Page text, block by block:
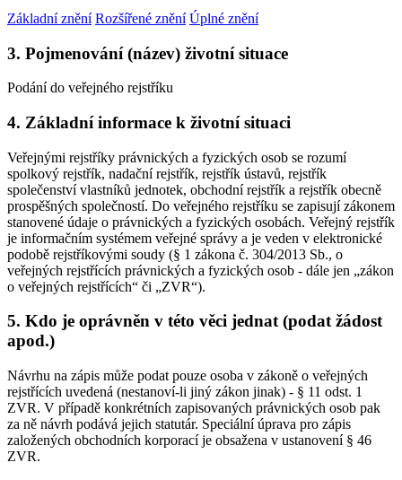
Základní znění Rozšířené znění Úplné znění
3. Pojmenování (název) životní situace
Podání do veřejného rejstříku
4. Základní informace k životní situaci
Veřejnými rejstříky právnických a fyzických osob se rozumí
spolkový rejstřík, nadační rejstřík, rejstřík ústavů, rejstřík
společenství vlastníků jednotek, obchodní rejstřík a rejstřík obecně
prospěšných společností. Do veřejného rejstříku se zapisují zákonem
stanovené údaje o právnických a fyzických osobách. Veřejný rejstřík
je informačním systémem veřejné správy a je veden v elektronické
podobě rejstříkovými soudy (§ 1 zákona č. 304/2013 Sb., o
veřejných rejstřících právnických a fyzických osob - dále jen „zákon
o veřejných rejstřících“ či „ZVR“).
5. Kdo je oprávněn v této věci jednat (podat žádost
apod.)
Návrhu na zápis může podat pouze osoba v zákoně o veřejných
rejstřících uvedená (nestanoví-li jiný zákon jinak) - § 11 odst. 1
ZVR. V případě konkrétních zapisovaných právnických osob pak
za ně návrh podává jejich statutár. Speciální úprava pro zápis
založených obchodních korporací je obsažena v ustanovení § 46
ZVR.